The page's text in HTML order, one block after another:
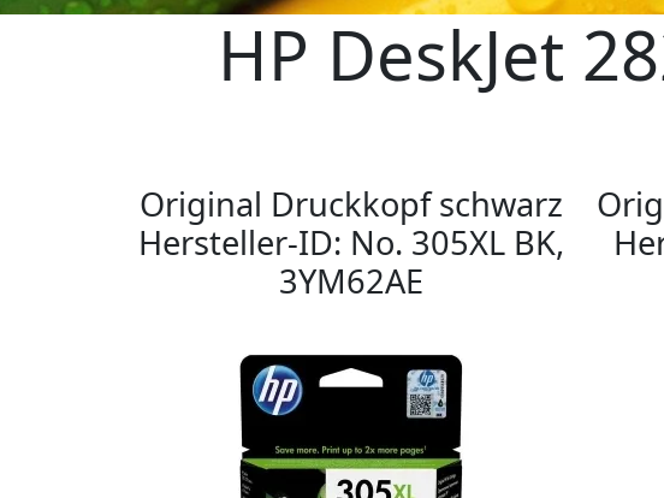
HP DeskJet
Original Druckkopf schwarz
Hersteller-ID: No. 305XL BK,
3YM62AE